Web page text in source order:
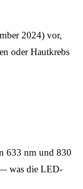
2024) vor,
oder Hautkrebs
633 nm und 830
was die LED-